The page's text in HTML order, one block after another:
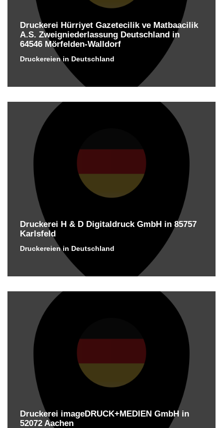
Druckerei Hürriyet Gazetecilik ve Matbaacilik
A.S. Zweigniederlassung Deutschland in
64546 Mörfelden-Walldorf
Druckereien in Deutschland
Druckerei H & D Digitaldruck GmbH in 85757
Karlsfeld
Druckereien in Deutschland
Druckerei imageDRUCK+MEDIEN GmbH in
52072 Aachen